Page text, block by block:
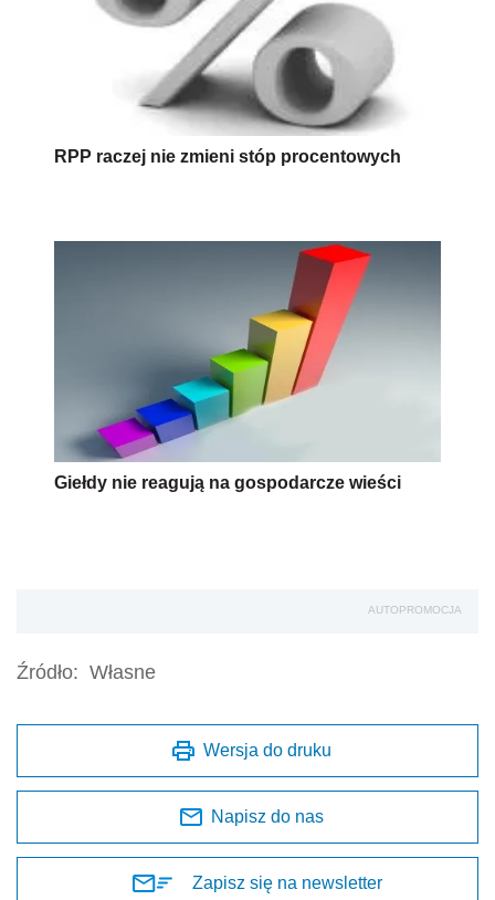
RPP raczej nie zmieni stóp procentowych
Giełdy nie reagują na gospodarcze wieści
AUTOPROMOCJA
Źródło: Własne
Wersja do druku
Napisz do nas
Zapisz się na newsletter